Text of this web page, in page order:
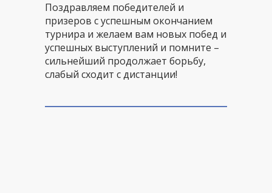
Поздравляем победителей и
призеров с успешным окончанием
турнира и желаем вам новых побед и
успешных выступлений и помните –
сильнейший продолжает борьбу,
слабый сходит с дистанции!